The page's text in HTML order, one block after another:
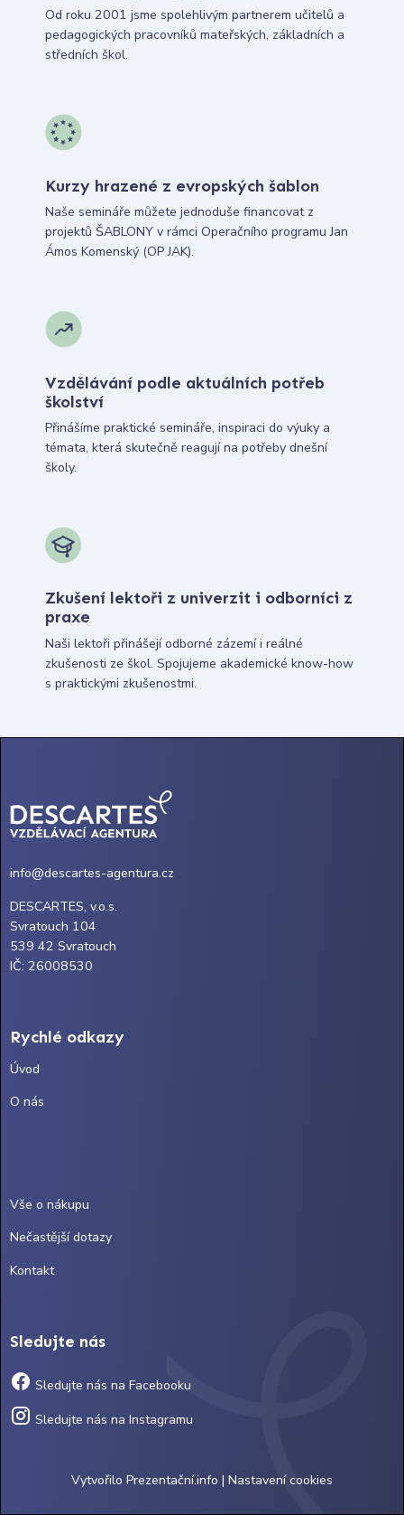
Od roku 2001 jsme spolehlivým partnerem učitelů a
pedagogických pracovníků mateřských, základních a
středních škol.
Kurzy hrazené z evropských šablon
Naše semináře můžete jednoduše financovat z
projektů ŠABLONY v rámci Operačního programu Jan
Ámos Komenský (OP JAK).
Vzdělávání podle aktuálních potřeb
školství
Přinášíme praktické semináře, inspiraci do výuky a
témata, která skutečně reagují na potřeby dnešní
školy.
Zkušení lektoři z univerzit i odborníci z
praxe
Naši lektoři přinášejí odborné zázemí i reálné
zkušenosti ze škol. Spojujeme akademické know-how
s praktickými zkušenostmi.
info@descartes-agentura.cz
DESCARTES, v.o.s.
Svratouch 104
539 42 Svratouch
IČ: 26008530
Rychlé odkazy
Úvod
O nás
Vše o nákupu
Nečastější dotazy
Kontakt
Sledujte nás
Sledujte nás na Facebooku
Sledujte nás na Instagramu
Vytvořilo Prezentační.info | Nastavení cookies